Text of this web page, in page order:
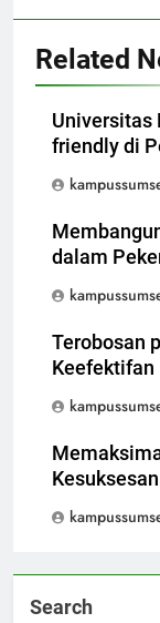
Related
Universitas
friendly di
dalam
Terobosan
Search